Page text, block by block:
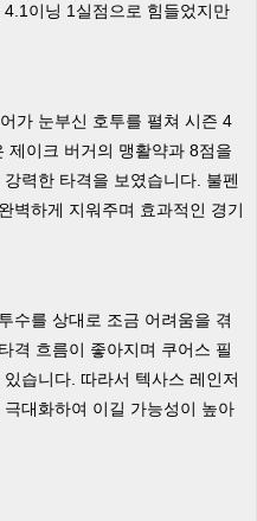
이닝 1실점으로 힘들었지만
가 눈부신 호투를 펼쳐 시즌 4
제이크 버거의 맹활약과 8점을
력한 타격을 보였습니다. 불펜
벽하게 지워주며 효과적인 경기
수를 상대로 조금 어려움을 겪
격 흐름이 좋아지며 쿠어스 필
습니다. 따라서 텍사스 레인저
대화하여 이길 가능성이 높아